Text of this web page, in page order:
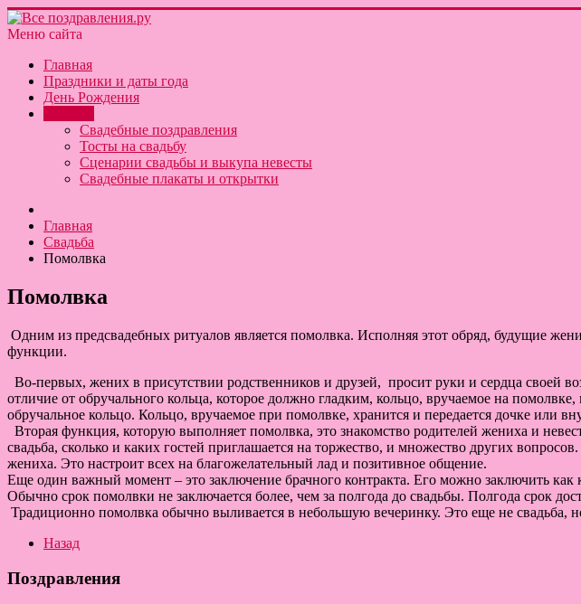
Меню сайта
Главная
Праздники и даты года
День Рождения
Свадебные поздравления
Тосты на свадьбу
Сценарии свадьбы и выкупа невесты
Свадебные плакаты и открытки
Главная
Свадьба
Помолвка
Помолвка
Одним из предсвадебных ритуалов является помолвка. Исполняя этот обряд, будущие
функции.
Во-первых, жених в присутствии родственников и друзей, просит руки и сердца своей
отличие от обручального кольца, которое должно гладким, кольцо, вручаемое на
обручальное кольцо. Кольцо, вручаемое при помолвке, хранится и передается дочке или
Вторая функция, которую выполняет помолвка, это знакомство родителей жениха и
свадьба, сколько и каких гостей приглашается на торжество, и множество других
жениха. Это настроит всех на благожелательный лад и позитивное общение.
Еще один важный момент – это заключение брачного контракта. Его можно заключить
Обычно срок помолвки не заключается более, чем за полгода до свадьбы. Полгода срок
Традиционно помолвка обычно выливается в небольшую вечеринку. Это еще не свадьба,
Назад
Поздравления